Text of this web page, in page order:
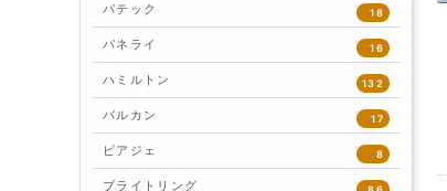
パテック 18
パネライ 16
ハミルトン 132
バルカン 17
ピアジェ 8
ブライトリング